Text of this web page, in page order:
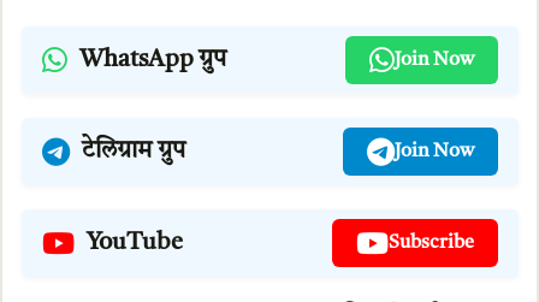
WhatsApp ग्रुप Join Now
टेलिग्राम ग्रुप Join Now
YouTube Subscribe